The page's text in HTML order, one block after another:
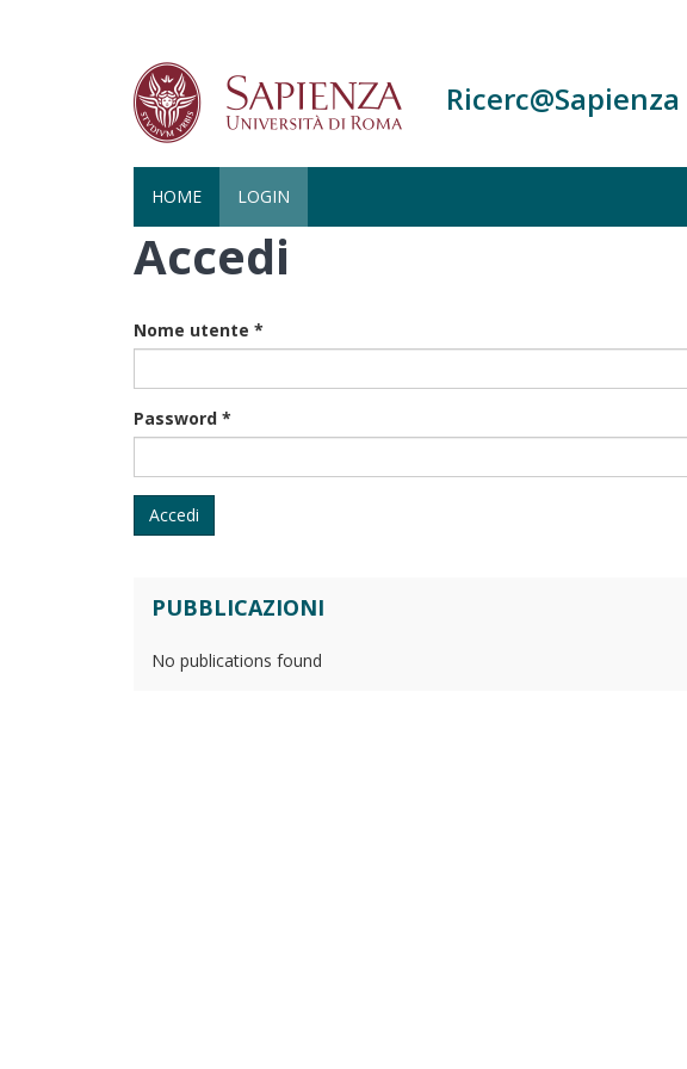
Ricerc@Sapienza
HOME LOGIN
Accedi
Nome utente *
Password *
Accedi
PUBBLICAZIONI
No publications found